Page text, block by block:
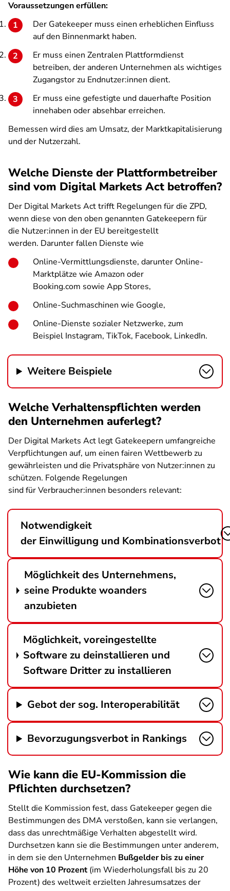
Voraussetzungen erfüllen:
Der Gatekeeper muss einen erheblichen Einfluss
auf den Binnenmarkt haben.
Er muss einen Zentralen Plattformdienst
betreiben, der anderen Unternehmen als wichtiges
Zugangstor zu Endnutzer:innen dient.
Er muss eine gefestigte und dauerhafte Position
innehaben oder absehbar erreichen.
Bemessen wird dies am Umsatz, der Marktkapitalisierung
und der Nutzerzahl.
Welche Dienste der Plattformbetreiber
sind vom Digital Markets Act betroffen?
Der Digital Markets Act trifft Regelungen für die ZPD,
wenn diese von den oben genannten Gatekeepern für
die Nutzer:innen in der EU bereitgestellt
werden. Darunter fallen Dienste wie
Online-Vermittlungsdienste, darunter Online-
Marktplätze wie Amazon oder
Booking.com sowie App Stores,
Online-Suchmaschinen wie Google,
Online-Dienste sozialer Netzwerke, zum
Beispiel Instagram, TikTok, Facebook, LinkedIn.
Weitere Beispiele
Welche Verhaltenspflichten werden
den Unternehmen auferlegt?
Der Digital Markets Act legt Gatekeepern umfangreiche
Verpflichtungen auf, um einen fairen Wettbewerb zu
gewährleisten und die Privatsphäre von Nutzer:innen zu
schützen. Folgende Regelungen
sind für Verbraucher:innen besonders relevant:
Notwendigkeit
der Einwilligung und Kombinationsverbot
Möglichkeit des Unternehmens,
seine Produkte woanders
anzubieten
Möglichkeit, voreingestellte
Software zu deinstallieren und
Software Dritter zu installieren
Gebot der sog. Interoperabilität
Bevorzugungsverbot in Rankings
Wie kann die EU-Kommission die
Pflichten durchsetzen?
Stellt die Kommission fest, dass Gatekeeper gegen die
Bestimmungen des DMA verstoßen, kann sie verlangen,
dass das unrechtmäßige Verhalten abgestellt wird.
Durchsetzen kann sie die Bestimmungen unter anderem,
in dem sie den Unternehmen Bußgelder bis zu einer
Höhe von 10 Prozent(im Wiederholungsfall bis zu 20
Prozent) des weltweit erzielten Jahresumsatzes der